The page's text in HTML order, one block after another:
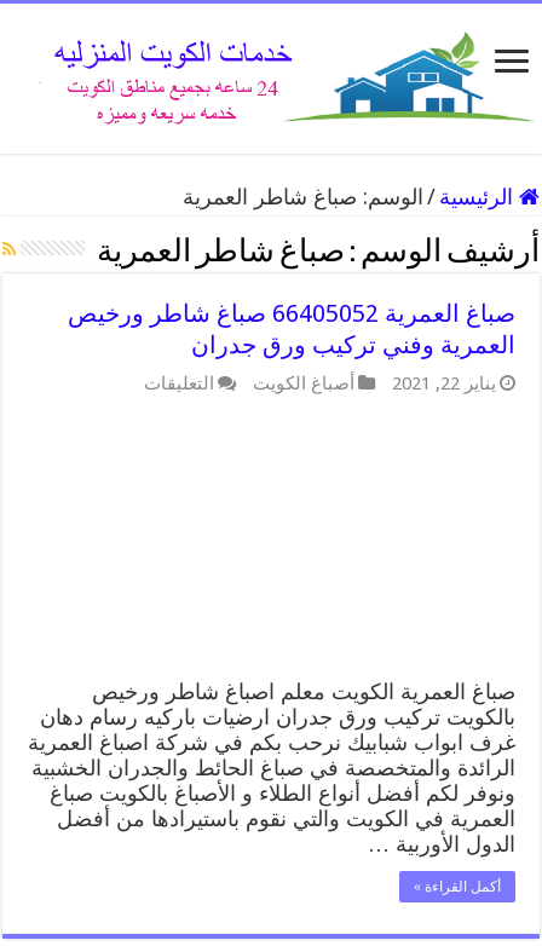
الرئيسية / الوسم: صباغ شاطر العمرية
أرشيف الوسم : صباغ شاطر العمرية
صباغ العمرية 66405052 صباغ شاطر ورخيص
العمرية وفني تركيب ورق جدران
يناير 22, 2021 أصباغ الكويت التعليقات
صباغ العمرية الكويت معلم اصباغ شاطر ورخيص
بالكويت تركيب ورق جدران ارضيات باركيه رسام دهان
غرف ابواب شبابيك نرحب بكم في شركة اصباغ العمرية
الرائدة والمتخصصة في صباغ الحائط والجدران الخشبية
ونوفر لكم أفضل أنواع الطلاء و الأصباغ بالكويت صباغ
العمرية في الكويت والتي نقوم باستيرادها من أفضل
الدول الأوربية …
أكمل القراءة »